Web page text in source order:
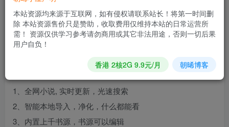
官方介绍：
App好不好，全看包大小！免费无广告包就是小！朋友分享
的自用包无任何广告免登录，搜索快！全网小说都能找到，
还免费！本地智能导入什么都能看！亲测一年多,分享给大
1、全网小说, 实时更新，光速搜索
2、智能本地导入，净化，什么都能看
3、内置上千书源，书源可以编辑
本站资源均来源于互联网，如有侵权请联系站长！将第一时间删
除 本站资源售价只是赞助，收取费用仅维持本站的日常运营所
需！ 资源仅供学习参考请勿商用或其它非法用途，否则一切后果
用户自负！
香港 2核2G 9.9元/月 朝晞博客